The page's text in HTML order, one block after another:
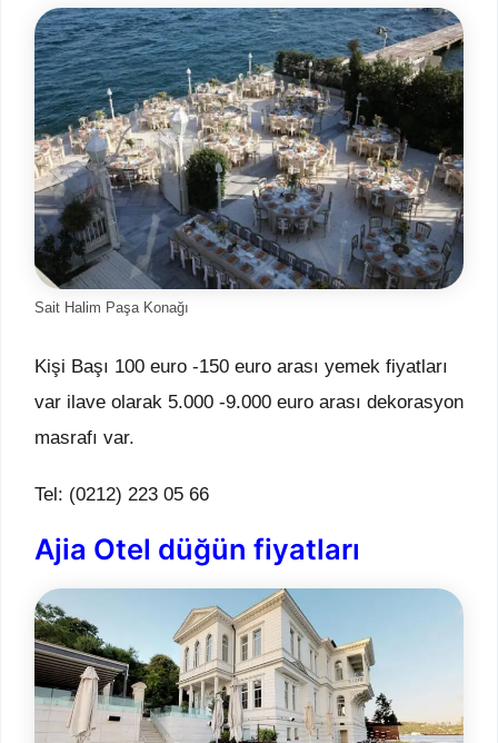
Sait Halim Paşa Konağı
Kişi Başı 100 euro -150 euro arası yemek fiyatları
var ilave olarak 5.000 -9.000 euro arası dekorasyon
masrafı var.
Tel: (0212) 223 05 66
Ajia Otel düğün fiyatları